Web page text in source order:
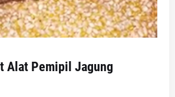
Alat Pemipil Jagung